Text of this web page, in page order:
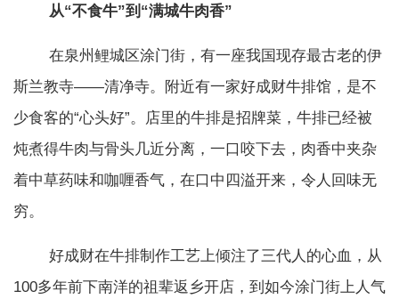
从“不食牛”到“满城牛肉香”
在泉州鲤城区涂门街，有一座我国现存最古老的伊
斯兰教寺——清净寺。附近有一家好成财牛排馆，是不
少食客的“心头好”。店里的牛排是招牌菜，牛排已经被
炖煮得牛肉与骨头几近分离，一口咬下去，肉香中夹杂
着中草药味和咖喱香气，在口中四溢开来，令人回味无
穷。
好成财在牛排制作工艺上倾注了三代人的心血，从
100多年前下南洋的祖辈返乡开店，到如今涂门街上人气